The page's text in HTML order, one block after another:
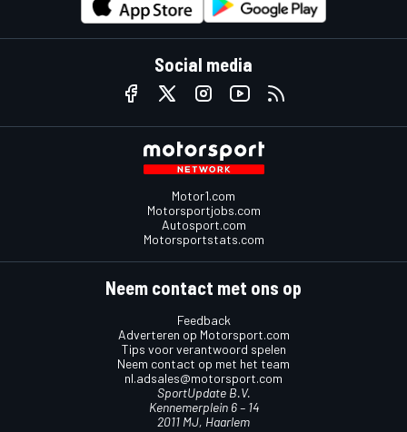
Social media
Motor1.com
Motorsportjobs.com
Autosport.com
Motorsportstats.com
Neem contact met ons op
Feedback
Adverteren op Motorsport.com
Tips voor verantwoord spelen
Neem contact op met het team
nl.adsales@motorsport.com
SportUpdate B.V.
Kennemerplein 6 – 14
2011 MJ, Haarlem